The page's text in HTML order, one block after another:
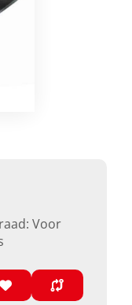
Voor